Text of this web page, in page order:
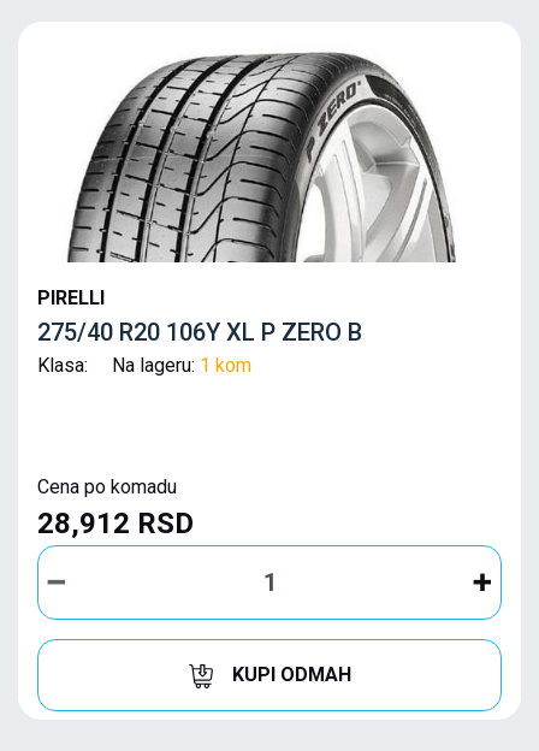
PIRELLI
275/40 R20 106Y XL P ZERO B
Klasa: Na lageru: 1 kom
Cena po komadu
28,912 RSD
KUPI ODMAH